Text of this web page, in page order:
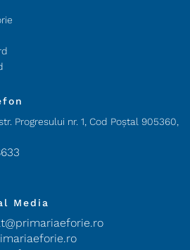
Progresului nr. 1, Cod Poştal 905360,
Media